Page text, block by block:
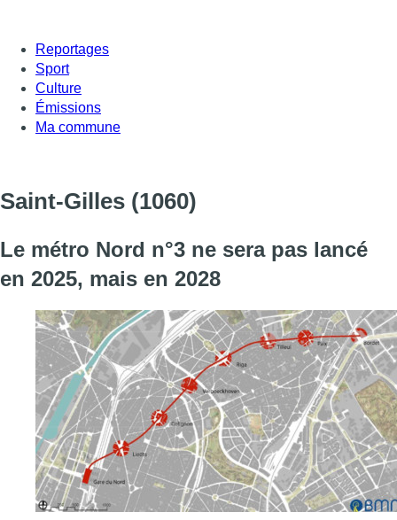
Reportages
Sport
Culture
Émissions
Ma commune
Saint-Gilles (1060)
Le métro Nord n°3 ne sera pas lancé
en 2025, mais en 2028